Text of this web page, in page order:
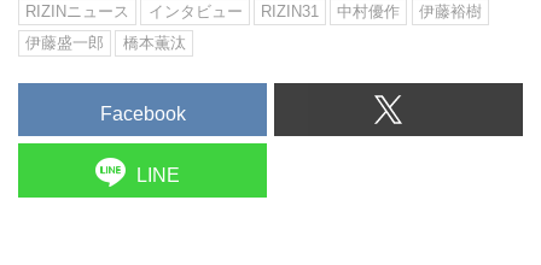
RIZINニュース インタビュー RIZIN31 中村優作
伊藤裕樹
伊藤盛一郎
橋本薫汰
Facebook
LINE